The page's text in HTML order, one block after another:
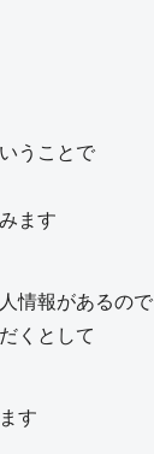
うことで
ます
情報があるので
くとして
す